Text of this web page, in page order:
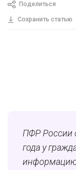
Поделиться
Сохранить статью
ПФР России
года у
информацию